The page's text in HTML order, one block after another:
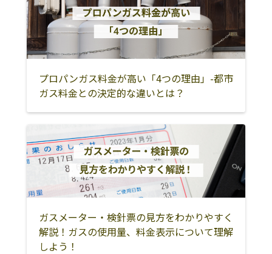
プロパンガス料金が高い「4つの理由」-都市
ガス料金との決定的な違いとは？
ガスメーター・検針票の見方をわかりやすく
解説！ガスの使用量、料金表示について理解
しよう！